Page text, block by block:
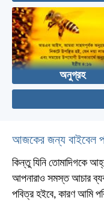
অনুগ্রহ
আজকের জন্য বাইবেল
কিন্তু যিনি তোমাদিগকে
আপনারাও সমস্ত আচার
পবিত্র হইবে, কারণ আমি